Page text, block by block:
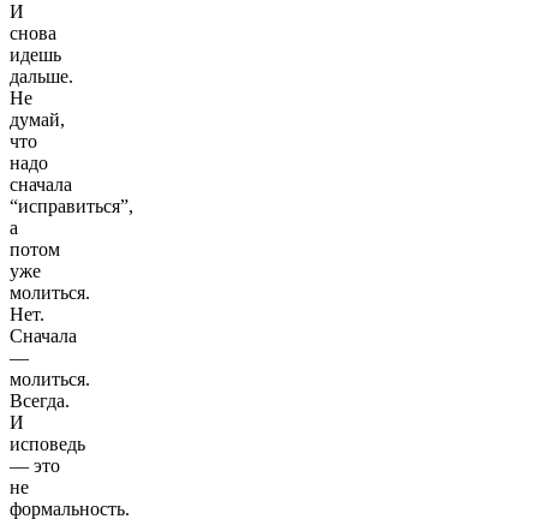
И
снова
идешь
дальше.
Не
думай,
что
надо
сначала
“исправиться”,
а
потом
уже
молиться.
Нет.
Сначала
—
молиться.
Всегда.
И
исповедь
— это
не
формальность.